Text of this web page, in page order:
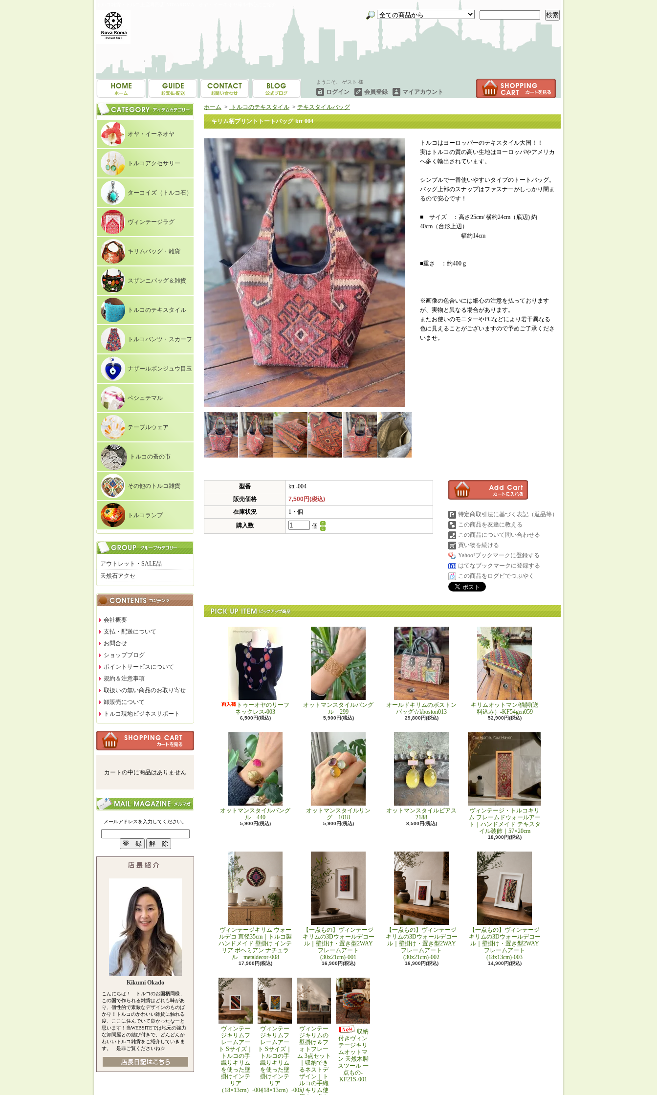
検索
ようこそ、 ゲスト 様
ログイン 会員登録 マイアカウント
オヤ・イーネオヤ
トルコアクセサリー
ターコイズ（トルコ石）
ヴィンテージラグ
キリムバッグ・雑貨
スザンニバッグ＆雑貨
トルコのテキスタイル
トルコパンツ・スカーフ
ナザールボンジュウ目玉
ペシュテマル
テーブルウェア
トルコの蚤の市
その他のトルコ雑貨
トルコランプ
アウトレット・SALE品
天然石アクセ
会社概要
支払・配送について
お問合せ
ショップブログ
ポイントサービスについて
規約＆注意事項
取扱いの無い商品のお取り寄せ
卸販売について
トルコ現地ビジネスサポート
カートの中に商品はありません
メールアドレスを入力してください。
Kikumi Okado
こんにちは！ トルコのお国柄同様、
この国で作られる雑貨はどれも味があ
り、個性的で素敵なデザインのものば
かり！トルコのかわいい雑貨に触れる
度、ここに住んでいて良かったなーと
思います！当WEBSITEでは地元の強力
な卸問屋との結び付きで、どんどんか
わいいトルコ雑貨をご紹介していきま
す。 是非ご覧くださいね☆
ホーム > トルコのテキスタイル > テキスタイルバッグ
キリム柄プリントトートバッグ-ktt-004
トルコはヨーロッパ一のテキスタイル大国！！
実はトルコの質の高い生地はヨーロッパやアメリカ
へ多く輸出されています。
シンプルで一番使いやすいタイプのトートバッグ。
バッグ上部のスナップはファスナーがしっかり閉ま
るので安心です！
■ サイズ ：高さ25cm/ 横約24cm（底辺) 約
40cm（台形上辺）
幅約14cm
■重さ ：約400ｇ
※画像の色合いには細心の注意を払っております
が、実物と異なる場合があります。
またお使いのモニターやPCなどにより若干異なる
色に見えることがございますので予めご了承くださ
いませ。
型番
ktt -004
販売価格
7,500円(税込)
在庫状況
1・個
購入数
個
特定商取引法に基づく表記（返品等）
この商品を友達に教える
この商品について問い合わせる
買い物を続ける
Yahoo!ブックマークに登録する
はてなブックマークに登録する
この商品をログピでつぶやく
トゥーオヤのリーフ
ネックレス-003
6,500円(税込)
オットマンスタイルバング
ル 299
5,900円(税込)
オールドキリムのボストン
バッグ☆kboston013
29,800円(税込)
キリムオットマン/猫脚(送
料込み）-KF54gen059
52,900円(税込)
オットマンスタイルバング
ル 440
5,900円(税込)
オットマンスタイルリン
グ 1018
5,900円(税込)
オットマンスタイルピアス
2188
8,500円(税込)
ヴィンテージ・トルコキリ
ム フレームドウォールアー
ト｜ハンドメイド テキスタ
イル装飾｜57×20cm
18,900円(税込)
ヴィンテージキリム ウォー
ルデコ 直径35cm｜トルコ製
ハンドメイド 壁掛け インテ
リア ボヘミアン ナチュラ
ル metaldecor-008
17,900円(税込)
【一点もの】ヴィンテージ
キリムの3Dウォールデコー
ル｜壁掛け・置き型2WAY
フレームアート
(30x21cm)-001
16,900円(税込)
【一点もの】ヴィンテージ
キリムの3Dウォールデコー
ル｜壁掛け・置き型2WAY
フレームアート
(30x21cm)-002
16,900円(税込)
【一点もの】ヴィンテージ
キリムの3Dウォールデコー
ル｜壁掛け・置き型2WAY
フレームアート
(18x13cm)-003
14,900円(税込)
ヴィンテー
ジキリムフ
レームアー
ト Sサイズ｜
トルコの手
織りキリム
を使った壁
掛けインテ
リア
（18×13cm）-004
ヴィンテー
ジキリムフ
レームアー
ト Sサイズ｜
トルコの手
織りキリム
を使った壁
掛けインテ
リア
（18×13cm）-005
ヴィンテー
ジキリムの
壁掛け＆フ
ォトフレー
ム 3点セット
｜収納でき
るネストデ
ザイン｜ト
ルコの手織
りキリム使
収納
付きヴィン
テージキリ
ムオットマ
ン 天然木脚
スツール 一
点もの-
KF21S-001